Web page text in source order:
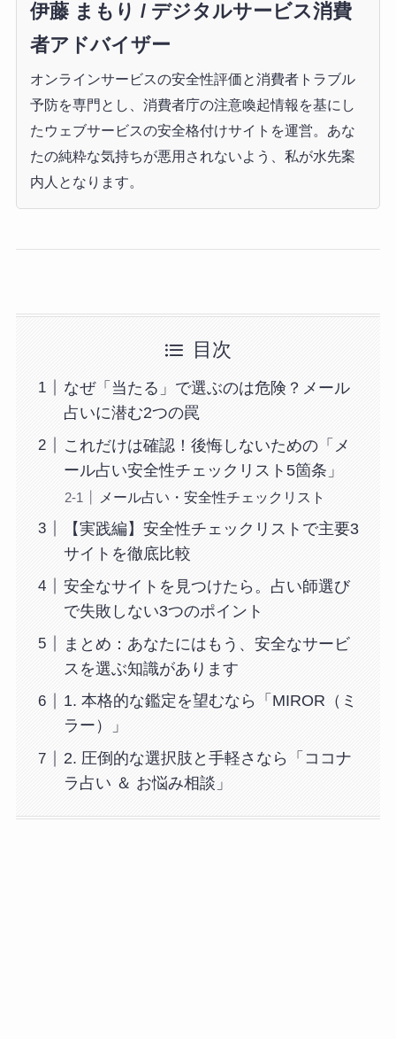
伊藤 まもり / デジタルサービス消費
者アドバイザー
オンラインサービスの安全性評価と消費者トラブル
予防を専門とし、消費者庁の注意喚起情報を基にし
たウェブサービスの安全格付けサイトを運営。あな
たの純粋な気持ちが悪用されないよう、私が水先案
内人となります。
目次
なぜ「当たる」で選ぶのは危険？メール
占いに潜む2つの罠
これだけは確認！後悔しないための「メ
ール占い安全性チェックリスト5箇条」
メール占い・安全性チェックリスト
【実践編】安全性チェックリストで主要3
サイトを徹底比較
安全なサイトを見つけたら。占い師選び
で失敗しない3つのポイント
まとめ：あなたにはもう、安全なサービ
スを選ぶ知識があります
1. 本格的な鑑定を望むなら「MIROR（ミ
ラー）」
2. 圧倒的な選択肢と手軽さなら「ココナ
ラ占い ＆ お悩み相談」